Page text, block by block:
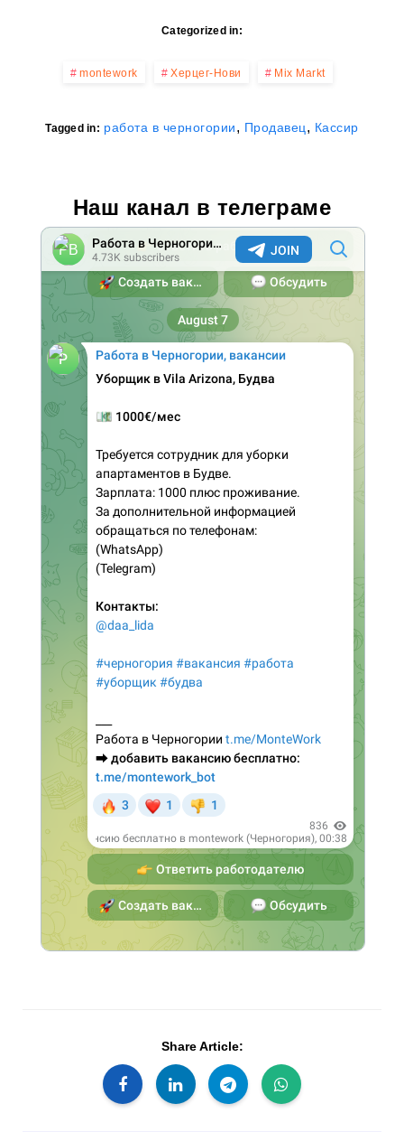
Categorized in:
montework Херцег-Нови Mix Markt
Tagged in: работа в черногории, Продавец, Кассир
Наш канал в телеграме
Share Article: